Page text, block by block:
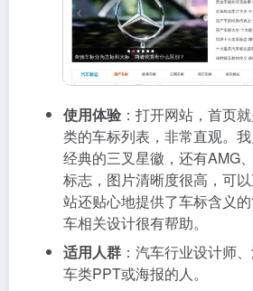
使用体验 ：打开网站，首页
类的车标列表，非常直观。
经典的三叉星徽，还有AMG
标志，图片清晰度很高，可
站还贴心地提供了车标含义
车相关设计很有帮助。
适用人群 ：汽车行业设计师
车类PPT或海报的人。